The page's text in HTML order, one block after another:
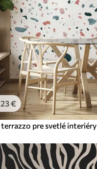
€
pre svetlé interiéry